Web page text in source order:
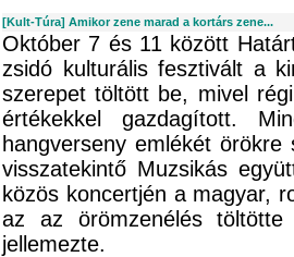
[Kult-Túra] Amikor zene marad a kortárs zene...
Október 7 és 11 között
zsidó kulturális fesztivált a
szerepet töltött be, mivel
értékekkel gazdagított.
hangverseny emlékét
visszatekintő Muzsikás
közös koncertjén a magyar,
az az örömzenélés
jellemezte.